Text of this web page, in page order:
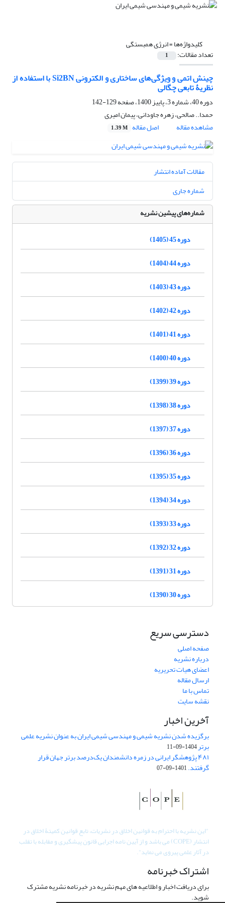
کلیدواژه‌ها =انرژی همبستگی
تعداد مقالات: 1
چینش اتمی و ویژگی‌های ساختاری و الکترونی Si2BN با استفاده از
نظریۀ تابعی چگالی
دوره 40، شماره 3، پاییز 1400، صفحه
129-142
حمدا.. صالحی، زهره جاودانی، پیمان امیری
مشاهده مقاله
اصل مقاله 1.39 M
مقالات آماده انتشار
شماره جاری
شماره‌های پیشین نشریه
دوره 45 (1405)
دوره 44 (1404)
دوره 43 (1403)
دوره 42 (1402)
دوره 41 (1401)
دوره 40 (1400)
دوره 39 (1399)
دوره 38 (1398)
دوره 37 (1397)
دوره 36 (1396)
دوره 35 (1395)
دوره 34 (1394)
دوره 33 (1393)
دوره 32 (1392)
دوره 31 (1391)
دوره 30 (1390)
دسترسی سریع
صفحه اصلی
درباره نشریه
اعضای هیات تحریریه
ارسال مقاله
تماس با ما
نقشه سایت
آخرین اخبار
برگزیده شدن نشریه شیمی و مهندسی شیمی ایران به عنوان نشریه علمی
برتر1404-09-11
۴۸۱ پژوهشگر ایرانی در زمره دانشمندان یک‌درصد برتر جهان قرار
گرفتند.1401-09-07
"این نشریه با احترام به قوانین اخلاق در نشریات، تابع قوانین کمیتۀ اخلاق در
انتشار (COPE) می باشد و از آیین نامه اجرایی قانون پیشگیری و مقابله با تقلب
در آثار علمی پیروی می نماید".
اشتراک خبرنامه
برای دریافت اخبار و اطلاعیه های مهم نشریه در خبرنامه نشریه مشترک
شوید.